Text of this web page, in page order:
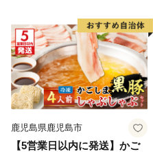
鹿児島県鹿児島市
【5営業日以内に発送】かご